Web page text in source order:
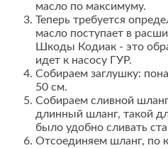
масло по максимуму.
Теперь требуется
масло поступает в
Шкоды Кодиак - это
идет к насосу ГУР.
Собираем заглушку:
50 см.
Собираем сливной
длинный шланг, такой
было удобно сливать
Отсоединяем шланг, по